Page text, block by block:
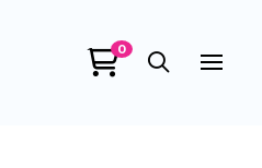
0